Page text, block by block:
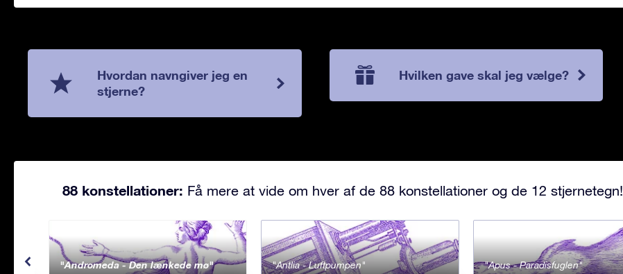
Hvordan navngiver jeg en
stjerne?
Hvilken gave skal jeg vælge?
88 konstellationer: Få mere at vide om hver af de 88 konstellationer og de 12 stjernetegn!
Andromeda - Den lænkede mø Antlia - Luftpumpen Apus - Paradisfuglen